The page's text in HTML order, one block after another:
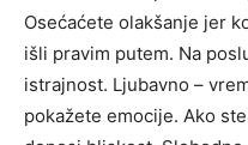
Osećaćete olakšanje jer
išli pravim putem. Na
istrajnost. Ljubavno –
pokažete emocije. Ako